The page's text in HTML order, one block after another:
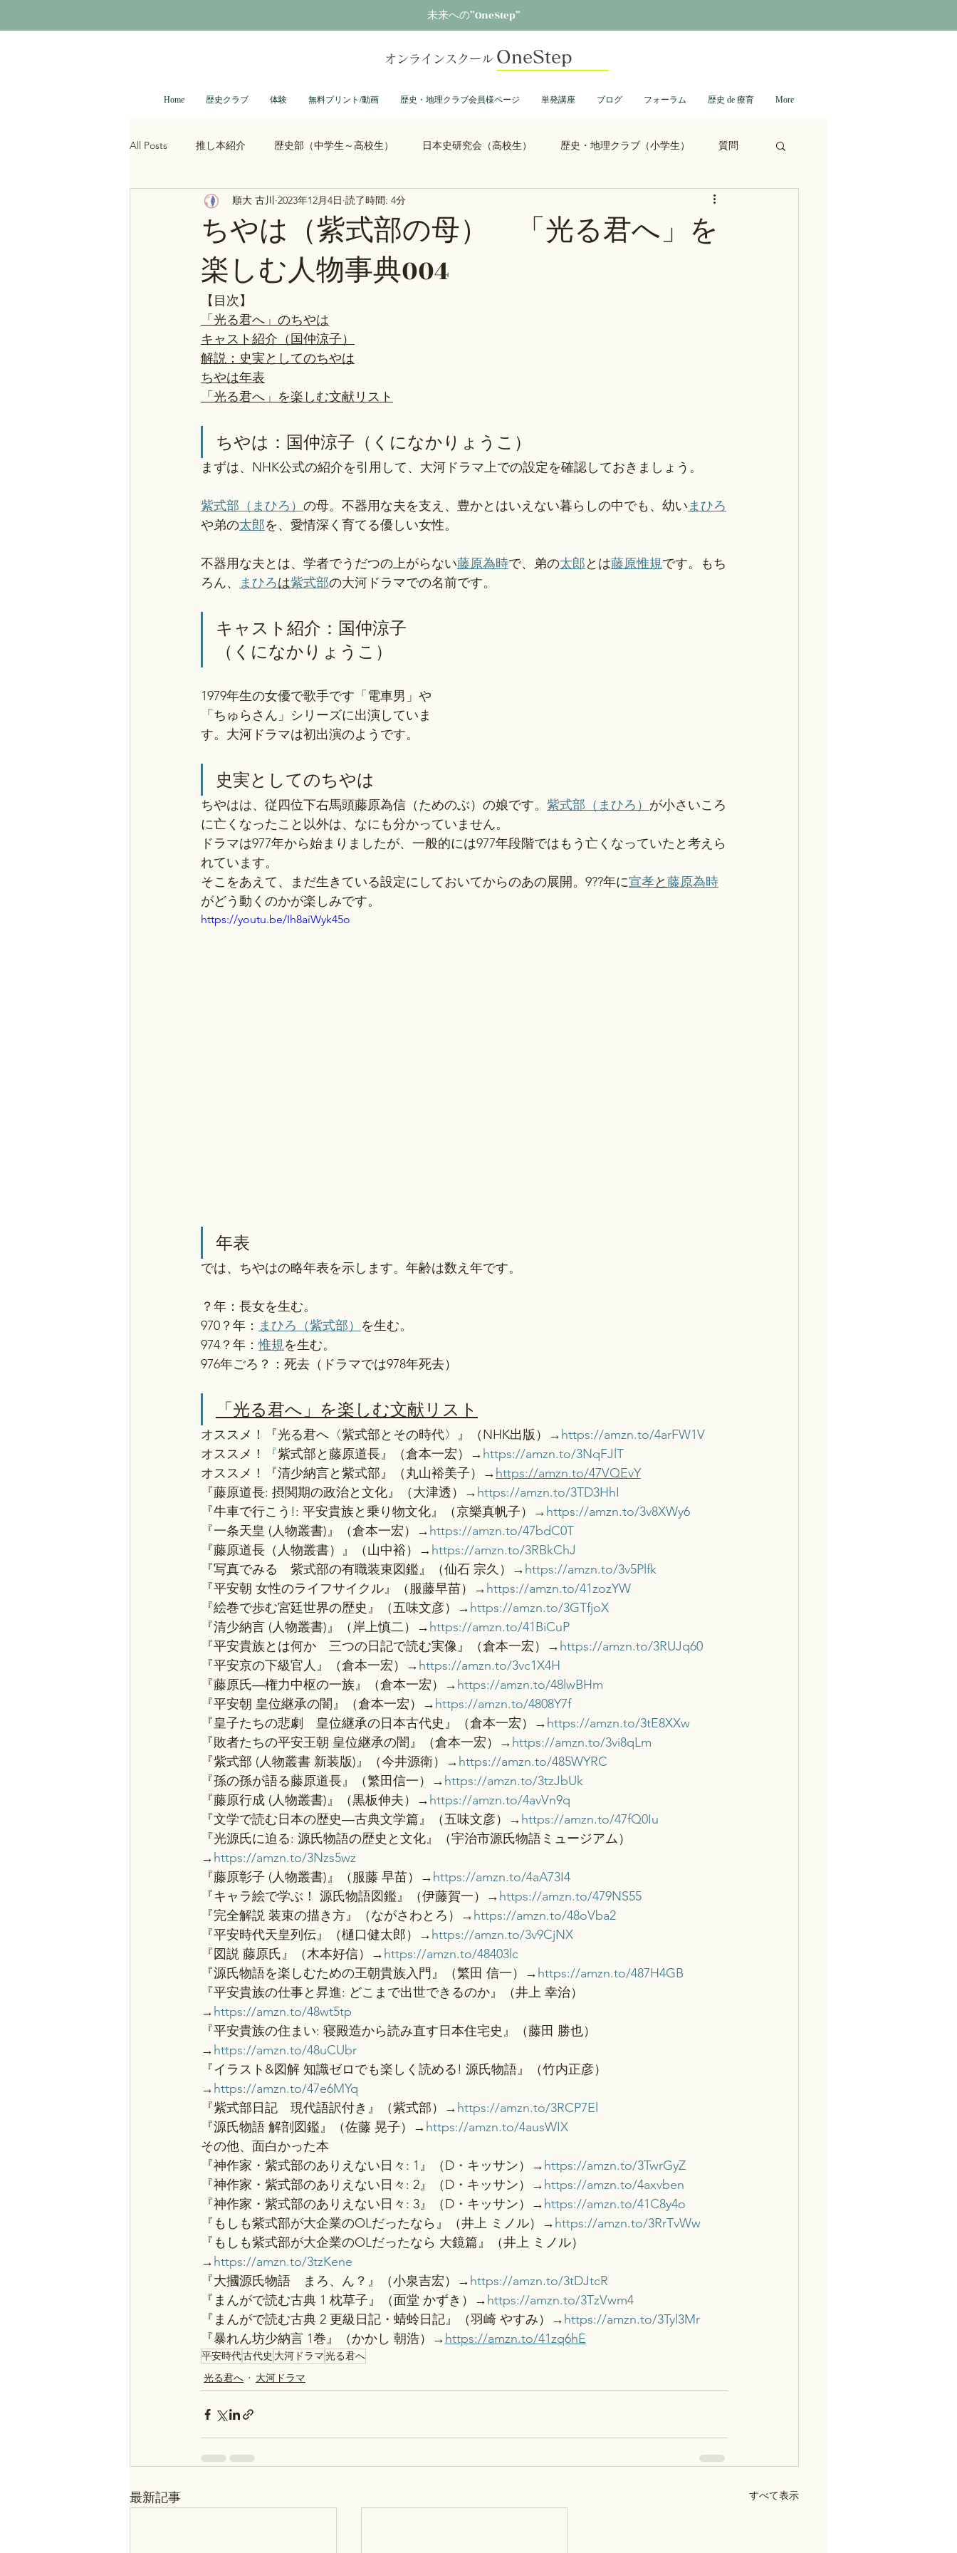
未来への”OneStep”
オンラインスクール OneStep
Home 歴史クラブ 体験 無料プリント/動画 歴史・地理クラブ会員様ページ 単発講座 ブログ フォーラム 歴史 de 療育 More
All Posts 推し本紹介 歴史部（中学生～高校生） 日本史研究会（高校生） 歴史・地理クラブ（小学生） 質問
大河ドラマ べらぼう 光る君へ 鎌倉殿の13人
青木裕司と中島浩二の世界史ch 総理大臣列伝
レトロゲーム 科学・技術史
ちやは（紫式部の母） 「光る君へ」を
楽しむ人物事典004
順大 古川 2023年12月4日 読了時間: 4分
【目次】
「光る君へ」のちやは
キャスト紹介（国仲涼子）
解説：史実としてのちやは
ちやは年表
「光る君へ」を楽しむ文献リスト
ちやは：国仲涼子（くになかりょうこ）
まずは、NHK公式の紹介を引用して、大河ドラマ上での設定を確認しておきましょう。
紫式部（まひろ） の母。不器用な夫を支え、豊かとはいえない暮らしの中でも、幼いまひろ
や弟の太郎を、愛情深く育てる優しい女性。
不器用な夫とは、学者でうだつの上がらない藤原為時で、弟の太郎とは藤原惟規です。もち
ろん、
まひろは紫式部の大河ドラマでの名前です。
キャスト紹介：国仲涼子
（くになかりょうこ）
1979年生の女優で歌手です「電車男」や
「ちゅらさん」シリーズに出演していま
す。大河ドラマは初出演のようです。
史実としてのちやは
ちやはは、従四位下右馬頭藤原為信（ためのぶ）の娘です。 紫式部（まひろ） が小さいころ
に亡くなったこと以外は、なにも分かっていません。
ドラマは977年から始まりましたが、一般的には977年段階ではもう亡くなっていたと考えら
れています。
そこをあえて、まだ生きている設定にしておいてからのあの展開。9??年に宣孝と藤原為時
がどう動くのかが楽しみです。
https://youtu.be/Ih8aiWyk45o
年表
では、ちやはの略年表を示します。年齢は数え年です。
？年：長女を生む。
970？年： まひろ（紫式部） を生む。
974？年：惟規を生む。
976年ごろ？：死去（ドラマでは978年死去）
「光る君へ」を楽しむ文献リスト
オススメ！『光る君へ〈紫式部とその時代〉』（NHK出版）→ https://amzn.to/4arFW1V
オススメ！
『紫式部と藤原道長』（倉本一宏）→ https://amzn.to/3NqFJlT
オススメ！『清少納言と紫式部』（丸山裕美子）→ https://amzn.to/47VQEvY
『藤原道長: 摂関期の政治と文化』（大津透）→ https://amzn.to/3TD3HhI
『牛車で行こう!: 平安貴族と乗り物文化』（京樂真帆子）→ https://amzn.to/3v8XWy6
『一条天皇 (人物叢書)』（倉本一宏）→ https://amzn.to/47bdC0T
『藤原道長（人物叢書）』（山中裕）→ https://amzn.to/3RBkChJ
『写真でみる　紫式部の有職装束図鑑』（仙石 宗久）→ https://amzn.to/3v5Plfk
『平安朝 女性のライフサイクル』（服藤早苗）→ https://amzn.to/41zozYW
『絵巻で歩む宮廷世界の歴史』（五味文彦）→ https://amzn.to/3GTfjoX
『清少納言 (人物叢書)』（岸上慎二）→ https://amzn.to/41BiCuP
『平安貴族とは何か　三つの日記で読む実像』（倉本一宏）→ https://amzn.to/3RUJq60
『平安京の下級官人』（倉本一宏）→ https://amzn.to/3vc1X4H
『藤原氏―権力中枢の一族』（倉本一宏）→ https://amzn.to/48lwBHm
『平安朝 皇位継承の闇』（倉本一宏）→ https://amzn.to/4808Y7f
『皇子たちの悲劇　皇位継承の日本古代史』（倉本一宏）→ https://amzn.to/3tE8XXw
『敗者たちの平安王朝 皇位継承の闇』（倉本一宏）→ https://amzn.to/3vi8qLm
『紫式部 (人物叢書 新装版)』（今井源衛）→ https://amzn.to/485WYRC
『孫の孫が語る藤原道長』（繁田信一）→ https://amzn.to/3tzJbUk
『藤原行成 (人物叢書)』（黒板伸夫）→ https://amzn.to/4avVn9q
『文学で読む日本の歴史―古典文学篇』（五味文彦）→ https://amzn.to/47fQ0Iu
『光源氏に迫る: 源氏物語の歴史と文化』（宇治市源氏物語ミュージアム）
→ https://amzn.to/3Nzs5wz
『藤原彰子 (人物叢書)』（服藤 早苗）→ https://amzn.to/4aA73I4
『キャラ絵で学ぶ！ 源氏物語図鑑』（伊藤賀一）→ https://amzn.to/479NS55
『完全解説 装束の描き方』（ながさわとろ）→ https://amzn.to/48oVba2
『平安時代天皇列伝』（樋口健太郎）→ https://amzn.to/3v9CjNX
『図説 藤原氏』（木本好信）→ https://amzn.to/48403lc
『源氏物語を楽しむための王朝貴族入門』（繁田 信一）→ https://amzn.to/487H4GB
『平安貴族の仕事と昇進: どこまで出世できるのか』（井上 幸治）
→ https://amzn.to/48wt5tp
『平安貴族の住まい: 寝殿造から読み直す日本住宅史』（藤田 勝也）
→ https://amzn.to/48uCUbr
『イラスト&図解 知識ゼロでも楽しく読める! 源氏物語』（竹内正彦）
→ https://amzn.to/47e6MYq
『紫式部日記　現代語訳付き』（紫式部）→ https://amzn.to/3RCP7El
『源氏物語 解剖図鑑』（佐藤 晃子）→ https://amzn.to/4ausWIX
その他、面白かった本
『神作家・紫式部のありえない日々: 1』（D・キッサン）→ https://amzn.to/3TwrGyZ
『神作家・紫式部のありえない日々: 2』（D・キッサン）→ https://amzn.to/4axvben
『神作家・紫式部のありえない日々: 3』（D・キッサン）→ https://amzn.to/41C8y4o
『もしも紫式部が大企業のOLだったなら』（井上 ミノル）→ https://amzn.to/3RrTvWw
『もしも紫式部が大企業のOLだったなら 大鏡篇』（井上 ミノル）
→ https://amzn.to/3tzKene
『大摑源氏物語　まろ、ん？』（小泉吉宏）→ https://amzn.to/3tDJtcR
『まんがで読む古典 1 枕草子』（面堂 かずき）→ https://amzn.to/3TzVwm4
『まんがで読む古典 2 更級日記・蜻蛉日記』（羽崎 やすみ）→ https://amzn.to/3Tyl3Mr
『暴れん坊少納言 1巻』（かかし 朝浩）→ https://amzn.to/41zq6hE
平安時代古代史 大河ドラマ光る君へ
光る君へ
大河ドラマ
最新記事 すべて表示